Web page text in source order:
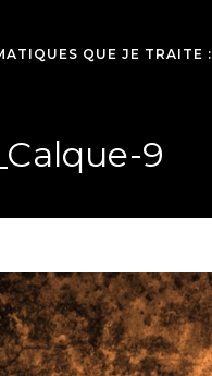
QUE JE TRAITE :
9